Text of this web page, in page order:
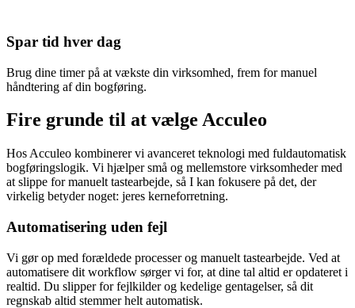
Spar tid hver dag
Brug dine timer på at vækste din virksomhed, frem for manuel
håndtering af din bogføring.
Fire grunde til at vælge Acculeo
Hos Acculeo kombinerer vi avanceret teknologi med fuldautomatisk
bogføringslogik. Vi hjælper små og mellemstore virksomheder med
at slippe for manuelt tastearbejde, så I kan fokusere på det, der
virkelig betyder noget: jeres kerneforretning.
Automatisering uden fejl
Vi gør op med forældede processer og manuelt tastearbejde. Ved at
automatisere dit workflow sørger vi for, at dine tal altid er opdateret i
realtid. Du slipper for fejlkilder og kedelige gentagelser, så dit
regnskab altid stemmer helt automatisk.